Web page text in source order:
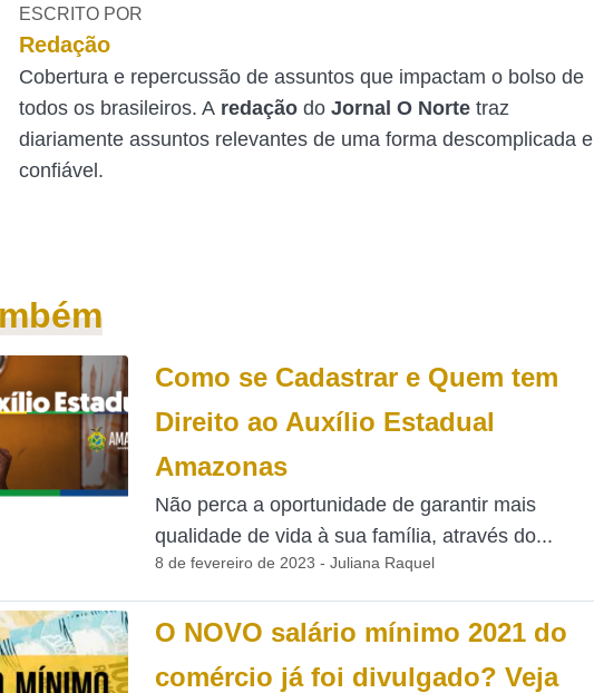
ESCRITO POR
Redação
Cobertura e repercussão de assuntos que impactam o bolso de
todos os brasileiros. A redaçãodoJornal O Nortetraz
diariamente assuntos relevantes de uma forma descomplicada e
confiável.
Como se Cadastrar e Quem tem
Direito ao Auxílio Estadual
Amazonas
Não perca a oportunidade de garantir mais
qualidade de vida à sua família, através do...
8 de fevereiro de 2023 - Juliana Raquel
O NOVO salário mínimo 2021 do
comércio já foi divulgado? Veja